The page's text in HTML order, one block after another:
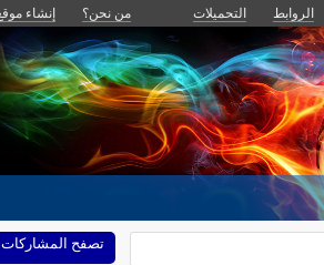
الروابط التحميلات من نحن؟ إنشاء
تصفح المشاركات